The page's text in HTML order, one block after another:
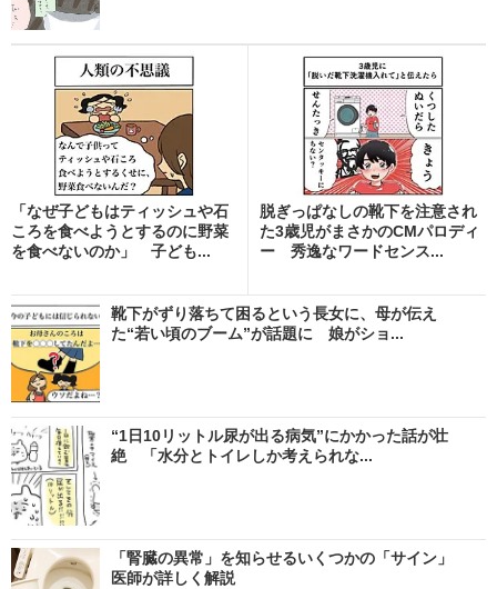
「なぜ子どもはティッシュや石
ころを食べようとするのに野菜
を食べないのか」 子ども...
脱ぎっぱなしの靴下を注意され
た3歳児がまさかのCMパロディ
ー 秀逸なワードセンス...
靴下がずり落ちて困るという長女に、母が伝え
た“若い頃のブーム”が話題に 娘がショ...
“1日10リットル尿が出る病気”にかかった話が壮
絶 「水分とトイレしか考えられな...
「腎臓の異常」を知らせるいくつかの「サイン」
医師が詳しく解説